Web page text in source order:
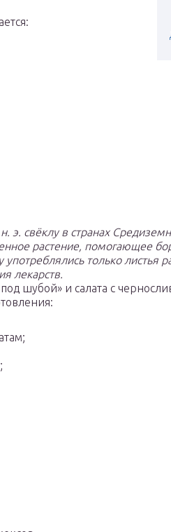
н. э. свёклу в странах
растение, помогающее
только листья
лекарств.
шубой» и салата с